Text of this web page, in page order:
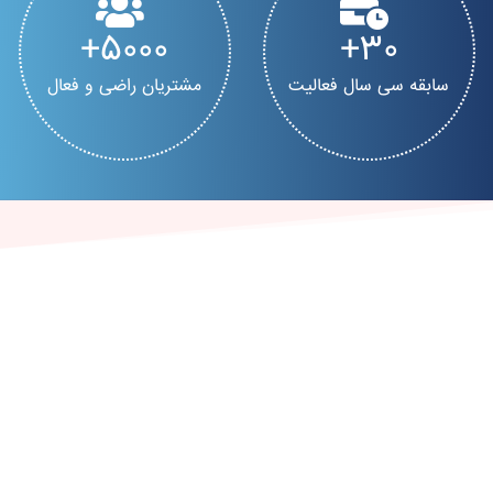
30
سابقه سی سال فعالیت
5000
مشتریان راضی و فعال